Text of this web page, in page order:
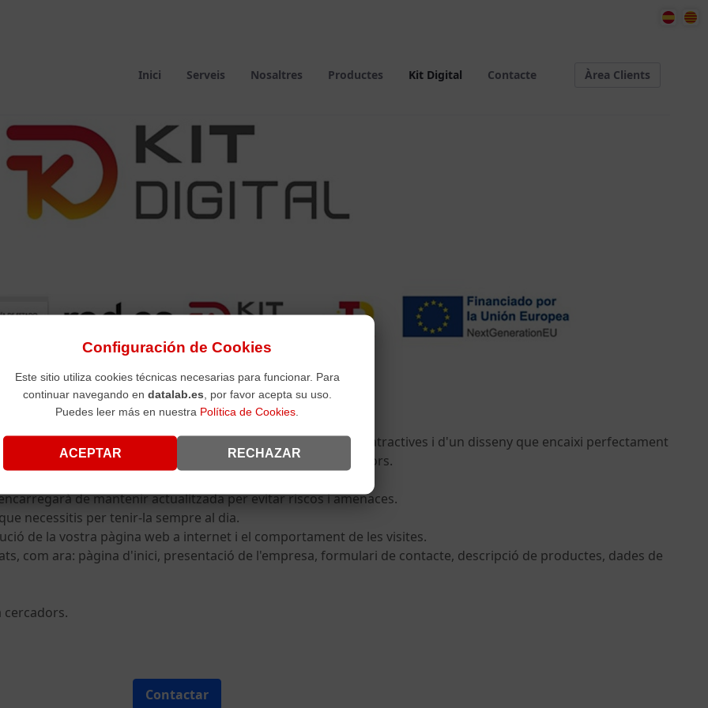
Inici Serveis Nosaltres Productes Kit Digital Contacte Àrea Clients
adequadament la teva activitat, acompanyats d'imatges atractives i d'un disseny que encaixi perfectament
necessaris perquè es posicionin correctament als cercadors.
que t'orientarà a l'estratègia digital més adequada.
de mantenir actualitzada per evitar riscos i amenaces.
necessitis per tenir-la sempre al dia.
de la vostra pàgina web a internet i el comportament de les visites.
com ara: pàgina d'inici, presentació de l'empresa, formulari de contacte, descripció de productes, dades de
cercadors.
Contactar
Configuración de Cookies
Este sitio utiliza cookies técnicas necesarias para funcionar. Para
continuar navegando en datalab.es , por favor acepta su uso.
Puedes leer más en nuestra Política de Cookies
ACEPTAR RECHAZAR